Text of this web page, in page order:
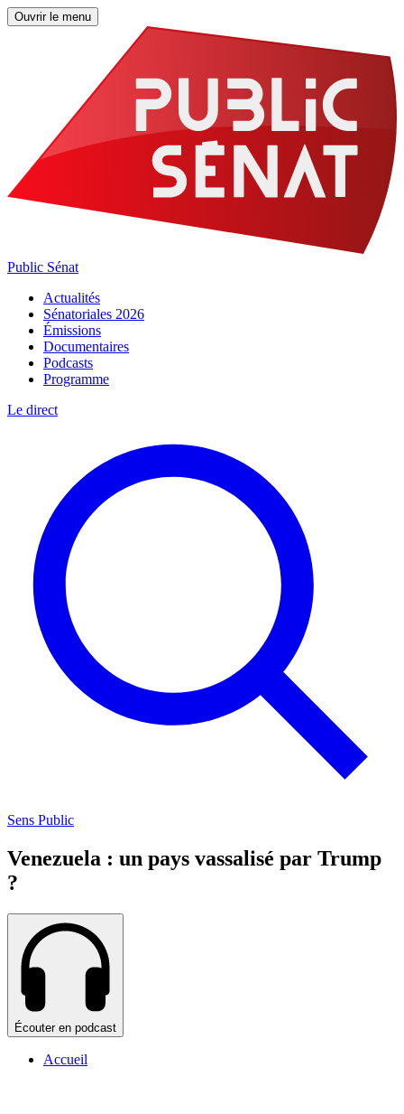
Ouvrir le menu
Public Sénat
Actualités
Sénatoriales 2026
Émissions
Documentaires
Podcasts
Programme
Le direct
Sens Public
Venezuela : un pays vassalisé par Trump
?
Écouter en podcast
Accueil